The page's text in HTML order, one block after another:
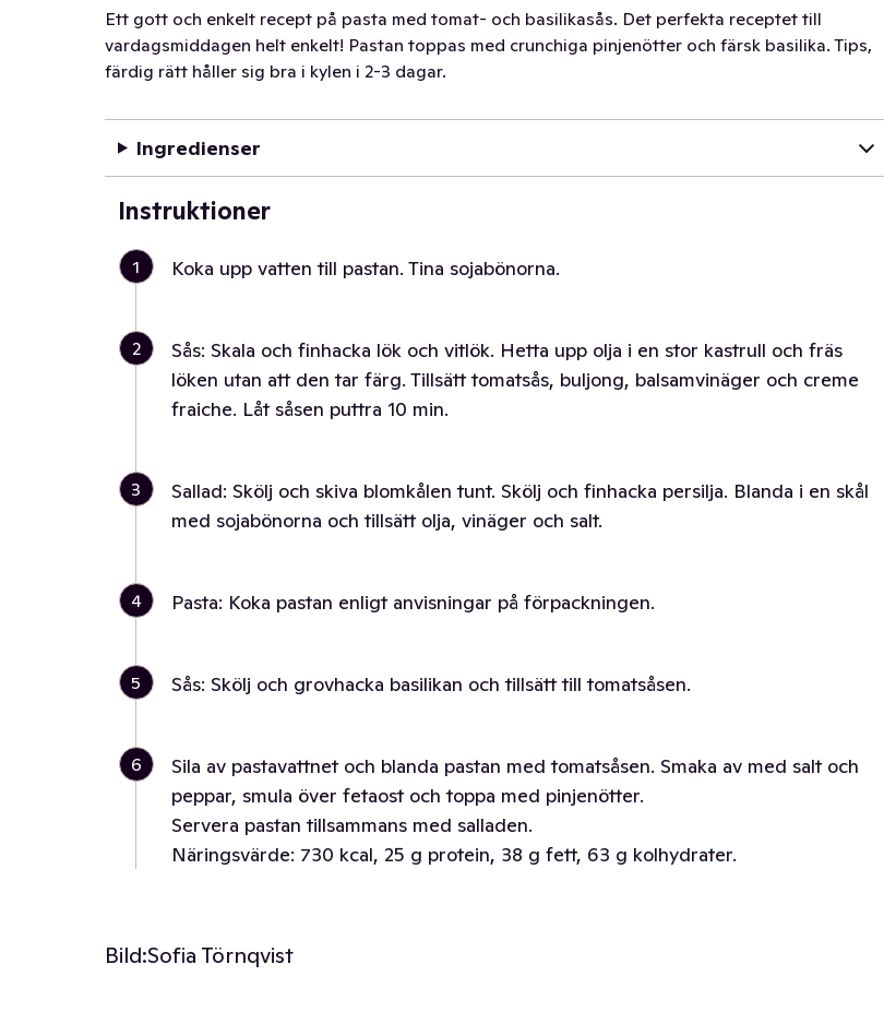
Ett gott och enkelt recept på pasta med tomat- och basilikasås. Det perfekta receptet till
vardagsmiddagen helt enkelt! Pastan toppas med crunchiga pinjenötter och färsk basilika. Tips,
färdig rätt håller sig bra i kylen i 2-3 dagar.
Ingredienser
Instruktioner
1 Koka upp vatten till pastan. Tina sojabönorna.
2
Sås: Skala och finhacka lök och vitlök. Hetta upp olja i en stor kastrull och fräs
löken utan att den tar färg. Tillsätt tomatsås, buljong, balsamvinäger och creme
fraiche. Låt såsen puttra 10 min.
3
Sallad: Skölj och skiva blomkålen tunt. Skölj och finhacka persilja. Blanda i en skål
med sojabönorna och tillsätt olja, vinäger och salt.
4 Pasta: Koka pastan enligt anvisningar på förpackningen.
5 Sås: Skölj och grovhacka basilikan och tillsätt till tomatsåsen.
6
Sila av pastavattnet och blanda pastan med tomatsåsen. Smaka av med salt och
peppar, smula över fetaost och toppa med pinjenötter.
Servera pastan tillsammans med salladen.
Näringsvärde: 730 kcal, 25 g protein, 38 g fett, 63 g kolhydrater.
Bild:Sofia Törnqvist